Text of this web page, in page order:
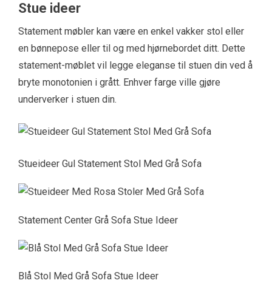
Stue ideer
Statement møbler kan være en enkel vakker stol eller
en bønnepose eller til og med hjørnebordet ditt. Dette
statement-møblet vil legge eleganse til stuen din ved å
bryte monotonien i grått. Enhver farge ville gjøre
underverker i stuen din.
Stueideer Gul Statement Stol Med Grå Sofa
Statement Center Grå Sofa Stue Ideer
Blå Stol Med Grå Sofa Stue Ideer